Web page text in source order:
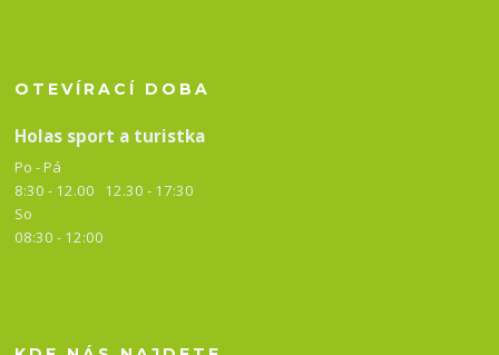
OTEVÍRACÍ DOBA
Holas sport a turistka
Po - Pá
8:30 - 12.00 12.30 - 17:30
So
08:30 - 12:00